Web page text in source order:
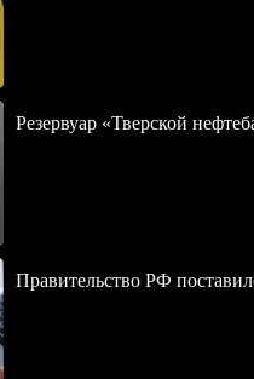
Резервуар «Тверской
Правительство РФ